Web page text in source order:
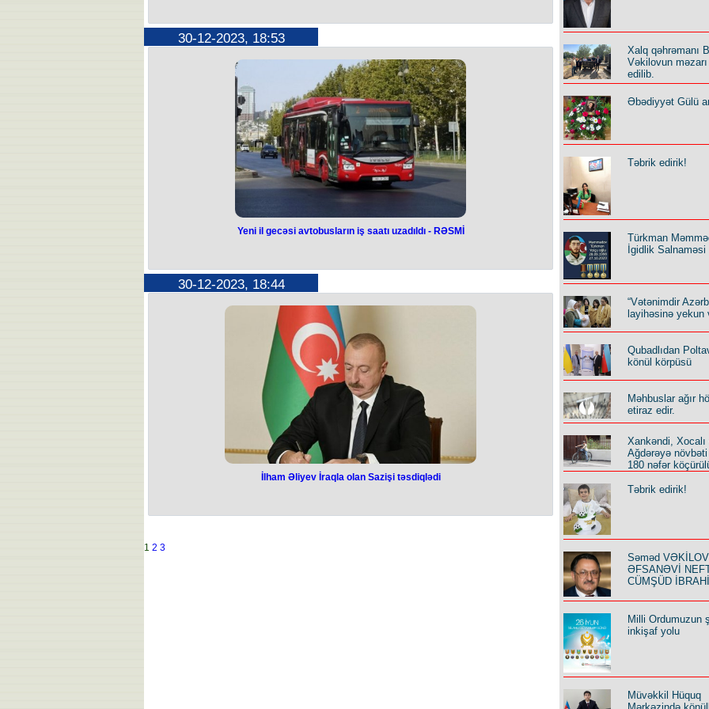
sürən gərginliyin səbəbkarı
Fransadır - Nazir
Fransa tərəfindən atılan bu əsassız addım sözügedən ölkə tərəfindən
Azərbaycan və Fransa arasında mövcud ikitərəfli münasibətlərə vurulan
növbəti zərbədir.
Bu barədə xarici işlər naziri Ceyhun Bayramov Fransa Respublikası
tərəfindən “persona non grata” elan edilmiş Azərbaycan Respublikasının
Fransadakı Səfirliyinin əməkdaşlarını qəbul edərkən deyib.
İkitərəfli münasibətlərdə hökm sürən gərginliyin səbəbkarının ölkəmizə
qarşı qərəzli mövqe nümayiş etdirərək əsassız addımlar atan Fransa
tərəfinin olduğu qeyd edilib.
30-12-2023, 18:53
uzadıldı - RƏSMİ
əlaqədar sakinlərin və paytaxt qonaqlarının Dənizkənarı Milli Parka səfər
etmələrini və ictimai nəqliyyata kütləvi şəkildə axını nəzərə alaraq,
dekabrın 31-də marşrutların fəaliyyəti saat 01:30-dək təşkil olunacaq.
Bu barədə Rəqəmsal İnkişaf və Nəqliyyat Nazirliyi yanında Azərbaycan
Yerüstü Nəqliyyat Agentliyindən (AYNA) məlumat verilib
"Sıxlığın yaranmaması və ictimai nəqliyyata olan sərnişin tələbatının
ödənilməsi üçün müntəzəm marşrutlar üzrə sərnişin daşımalarını yerinə
yetirən daşıyıcılara avtonəqliyyat vasitələrinin fasiləsiz və təhlükəsiz
hərəkətinin təmin edilməsi tapşırılıb", - məlumatda deyilir.
Yeni il gecəsi avtobusların iş saatı uzadıldı - RƏSMİ
30-12-2023, 18:44
təsdiqlədi
İlham Əliyev İraqla olan Sazişi təsdiqlədi
1 2 3
Xalq qəhrəmanı
Vəkilovun
edilib.
Əbədiyyət Gülü
Təbrik edirik!
Türkman
İgidlik Salnaməsi
“Vətənimdir
layihəsinə yekun
Qubadlıdan
könül körpüsü
Məhbuslar ağır
etiraz edir.
Xankəndi, Xocalı
Ağdərəyə
180 nəfər
Təbrik edirik!
Səməd
ƏFSANƏVİ
CÜMŞÜD
Milli Ordumuzun
inkişaf yolu
Müvəkkil Hüquq